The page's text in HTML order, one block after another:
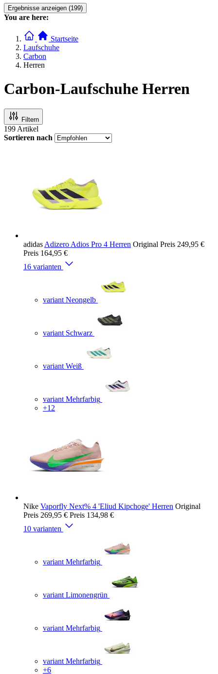
Ergebnisse anzeigen (199)
You are here:
Startseite
Laufschuhe
Carbon
Herren
Carbon-Laufschuhe Herren
Filtern
199 Artikel
Sortieren nach
adidas Adizero Adios Pro 4 Herren Original Preis 249,95 €
Preis 164,95 €
16 varianten
variant Neongelb
variant Schwarz
variant Weiß
variant Mehrfarbig
+12
Nike Vaporfly Next% 4 'Eliud Kipchoge' Herren Original
Preis 269,95 € Preis 134,98 €
10 varianten
variant Mehrfarbig
variant Limonengrün
variant Mehrfarbig
variant Mehrfarbig
+6